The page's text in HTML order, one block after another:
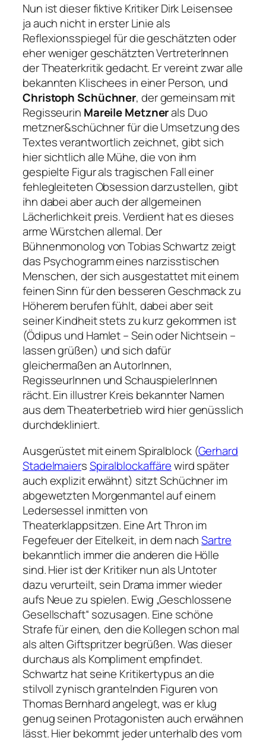
Nun ist dieser fiktive Kritiker Dirk Leisensee
ja auch nicht in erster Linie als
Reflexionsspiegel für die geschätzten oder
eher weniger geschätzten VertreterInnen
der Theaterkritik gedacht. Er vereint zwar alle
bekannten Klischees in einer Person, und
Christoph Schüchner, der gemeinsam mit
Regisseurin Mareile Metznerals Duo
metzner&schüchner für die Umsetzung des
Textes verantwortlich zeichnet, gibt sich
hier sichtlich alle Mühe, die von ihm
gespielte Figur als tragischen Fall einer
fehlegleiteten Obsession darzustellen, gibt
ihn dabei aber auch der allgemeinen
Lächerlichkeit preis. Verdient hat es dieses
arme Würstchen allemal. Der
Bühnenmonolog von Tobias Schwartz zeigt
das Psychogramm eines narzisstischen
Menschen, der sich ausgestattet mit einem
feinen Sinn für den besseren Geschmack zu
Höherem berufen fühlt, dabei aber seit
seiner Kindheit stets zu kurz gekommen ist
(Ödipus und Hamlet – Sein oder Nichtsein –
lassen grüßen) und sich dafür
gleichermaßen an AutorInnen,
RegisseurInnen und SchauspielerInnen
rächt. Ein illustrer Kreis bekannter Namen
aus dem Theaterbetrieb wird hier genüsslich
durchdekliniert.
Ausgerüstet mit einem Spiralblock (Gerhard
StadelmaiersSpiralblockaffärewird später
auch explizit erwähnt) sitzt Schüchner im
abgewetzten Morgenmantel auf einem
Ledersessel inmitten von
Theaterklappsitzen. Eine Art Thron im
Fegefeuer der Eitelkeit, in dem nachSartre
bekanntlich immer die anderen die Hölle
sind. Hier ist der Kritiker nun als Untoter
dazu verurteilt, sein Drama immer wieder
aufs Neue zu spielen. Ewig „Geschlossene
Gesellschaft“ sozusagen. Eine schöne
Strafe für einen, den die Kollegen schon mal
als alten Giftspritzer begrüßen. Was dieser
durchaus als Kompliment empfindet.
Schwartz hat seine Kritikertypus an die
stilvoll zynisch grantelnden Figuren von
Thomas Bernhard angelegt, was er klug
genug seinen Protagonisten auch erwähnen
lässt. Hier bekommt jeder unterhalb des vom